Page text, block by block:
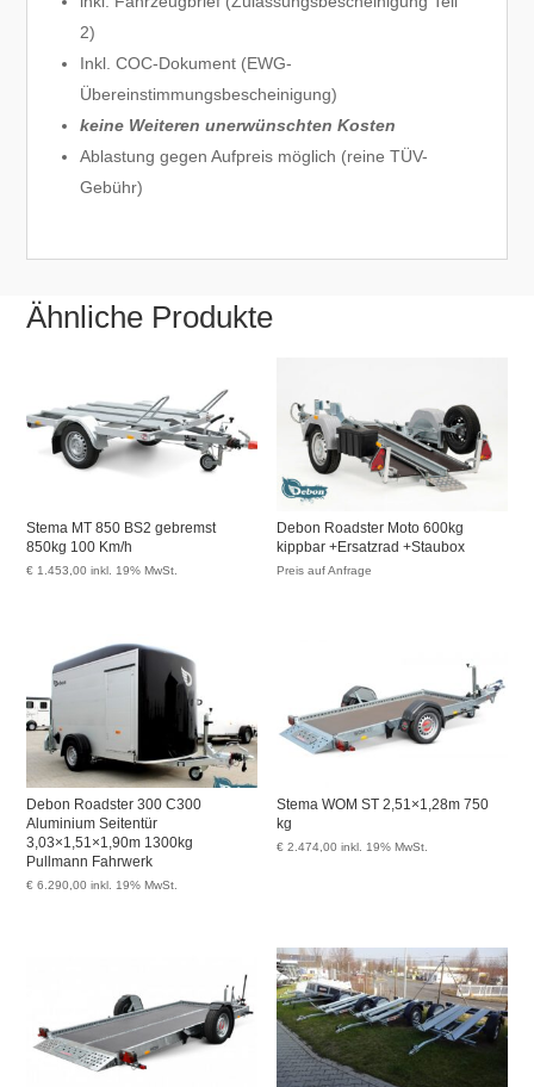
2)
Inkl. COC-Dokument (EWG-
Übereinstimmungsbescheinigung)
keine Weiteren unerwünschten Kosten
Ablastung gegen Aufpreis möglich (reine TÜV-
Gebühr)
Ähnliche Produkte
Stema MT 850 BS2 gebremst
850kg 100 Km/h
€ 1.453,00 inkl. 19% MwSt.
Debon Roadster Moto 600kg
kippbar +Ersatzrad +Staubox
Preis auf Anfrage
Debon Roadster 300 C300
Aluminium Seitentür
3,03×1,51×1,90m 1300kg
Pullmann Fahrwerk
€ 6.290,00 inkl. 19% MwSt.
Stema WOM ST 2,51×1,28m 750
kg
€ 2.474,00 inkl. 19% MwSt.